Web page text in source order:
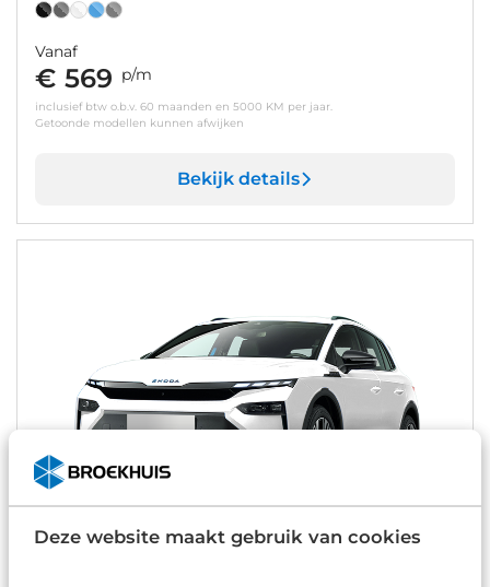
Deze website maakt gebruik van cookies
Vanaf
€ 569 p/m
inclusief btw o.b.v. 60 maanden en 5000 KM per jaar.
Getoonde modellen kunnen afwijken
Bekijk details